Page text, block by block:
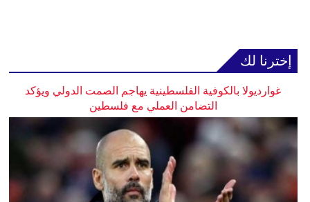
إخترنا لك
غوارديولا بالكوفية الفلسطينية يهاجم الصمت الدولي ويؤكد
التضامن العملي مع فلسطين